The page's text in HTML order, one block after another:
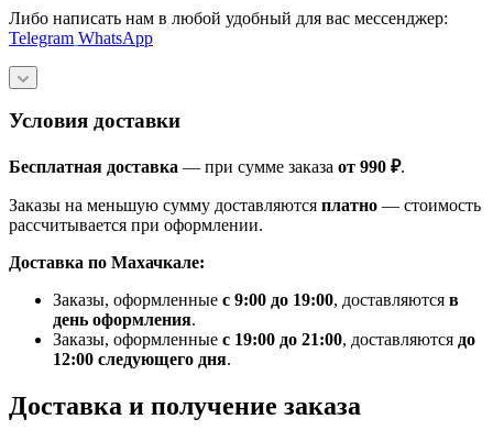
Либо написать нам в любой удобный для вас мессенджер:
Telegram WhatsApp
Условия доставки
Бесплатная доставка — при сумме заказа от 990 ₽.
Заказы на меньшую сумму доставляются платно — стоимость
рассчитывается при оформлении.
Доставка по Махачкале:
Заказы, оформленные с 9:00 до 19:00, доставляются в
день оформления.
Заказы, оформленные с 19:00 до 21:00, доставляются до
12:00 следующего дня.
Доставка и получение заказа